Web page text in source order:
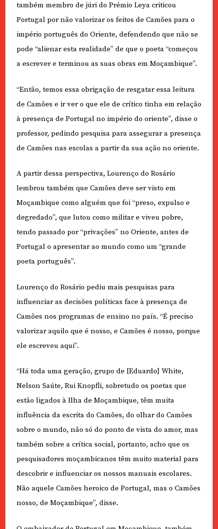
também membro de júri do Prémio Leya criticou
Portugal por não valorizar os feitos de Camões para o
império português do Oriente, defendendo que não se
pode “alienar esta realidade” de que o poeta “começou
a escrever e terminou as suas obras em Moçambique”.
“Então, temos essa obrigação de resgatar essa leitura
de Camões e ir ver o que ele de crítico tinha em relação
à presença de Portugal no império do oriente”, disse o
professor, pedindo pesquisa para assegurar a presença
de Camões nas escolas a partir da sua ação no oriente.
A partir dessa perspectiva, Lourenço do Rosário
lembrou também que Camões deve ser visto em
Moçambique como alguém que foi “preso, expulso e
degredado”, que lutou como militar e viveu pobre,
tendo passado por “privações” no Oriente, antes de
Portugal o apresentar ao mundo como um “grande
poeta português”.
Lourenço do Rosário pediu mais pesquisas para
influenciar as decisões políticas face à presença de
Camões nos programas de ensino no país. “É preciso
valorizar aquilo que é nosso, e Camões é nosso, porque
ele escreveu aqui”.
“Há toda uma geração, grupo de [Eduardo] White,
Nelson Saúte, Rui Knopfli, sobretudo os poetas que
estão ligados à Ilha de Moçambique, têm muita
influência da escrita do Camões, do olhar do Camões
sobre o mundo, não só do ponto de vista do amor, mas
também sobre a crítica social, portanto, acho que os
pesquisadores moçambicanos têm muito material para
descobrir e influenciar os nossos manuais escolares.
Não aquele Camões heroico de Portugal, mas o Camões
nosso, de Moçambique”, disse.